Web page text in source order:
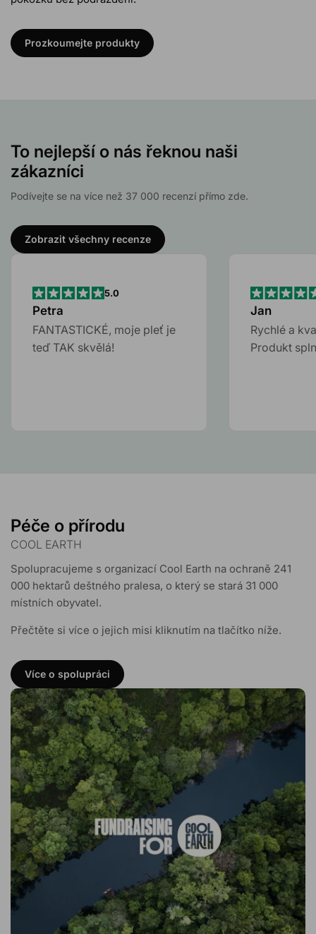
Prozkoumejte produkty
To nejlepší o nás řeknou naši
zákazníci
Podívejte se na více než 37 000 recenzí přímo zde.
Zobrazit všechny recenze
5.0
Petra
FANTASTICKÉ, moje pleť je
teď TAK skvělá!
Jan
Rychlé a
Produkt
Péče o přírodu
COOL EARTH
Spolupracujeme s organizací Cool Earth na ochraně 241
000 hektarů deštného pralesa, o který se stará 31 000
místních obyvatel.
Přečtěte si více o jejich misi kliknutím na tlačítko níže.
Více o spolupráci